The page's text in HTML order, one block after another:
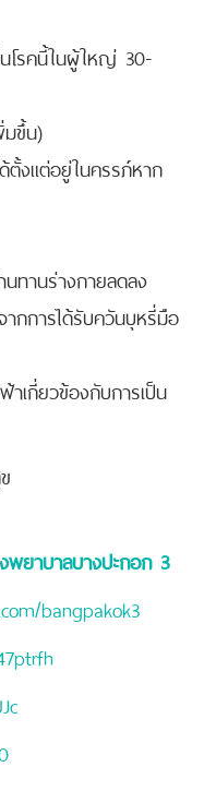
นโรคนี้ในผู้ใหญ่ 30-
ขึ้น)
ตั้งแต่อยู่ในครรภ์หาก
ทานร่างกายลดลง
กการได้รับควันบุหรี่มือ
าเกี่ยวข้องกับการเป็น
ยาบาลบางปะกอก 3
bangpakok3